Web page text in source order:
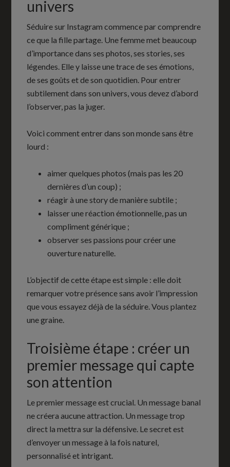
univers
Séduire sur Instagram commence par comprendre
ce que la fille partage. Une femme met beaucoup
d’importance dans ses photos, ses stories, ses
légendes. Elle y laisse une trace de ses émotions,
de ses goûts et de son quotidien. Pour entrer
subtilement dans son univers, vous devez d’abord
l’observer, pas la juger.
Voici comment entrer dans son monde sans être
lourd :
aimer quelques photos (mais pas les 20
dernières d’un coup) ;
réagir à une story de manière subtile ;
laisser une réaction émotionnelle, pas un
compliment générique ;
observer ses passions pour créer une
ouverture naturelle.
L’objectif de cette étape est simple : elle doit
remarquer votre présence sans avoir l’impression
que vous essayez déjà de la séduire. Vous plantez
une graine.
Troisième étape : créer un
premier message qui capte
son attention
Le premier message est crucial. Un message banal
ne créera aucune attraction. Un message trop
direct la mettra sur la défensive. Le secret est
d’envoyer un message à la fois naturel,
personnalisé et intrigant.